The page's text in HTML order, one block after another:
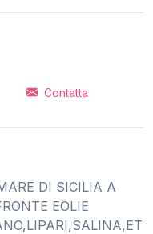
Contatta
DI SICILIA A
EOLIE